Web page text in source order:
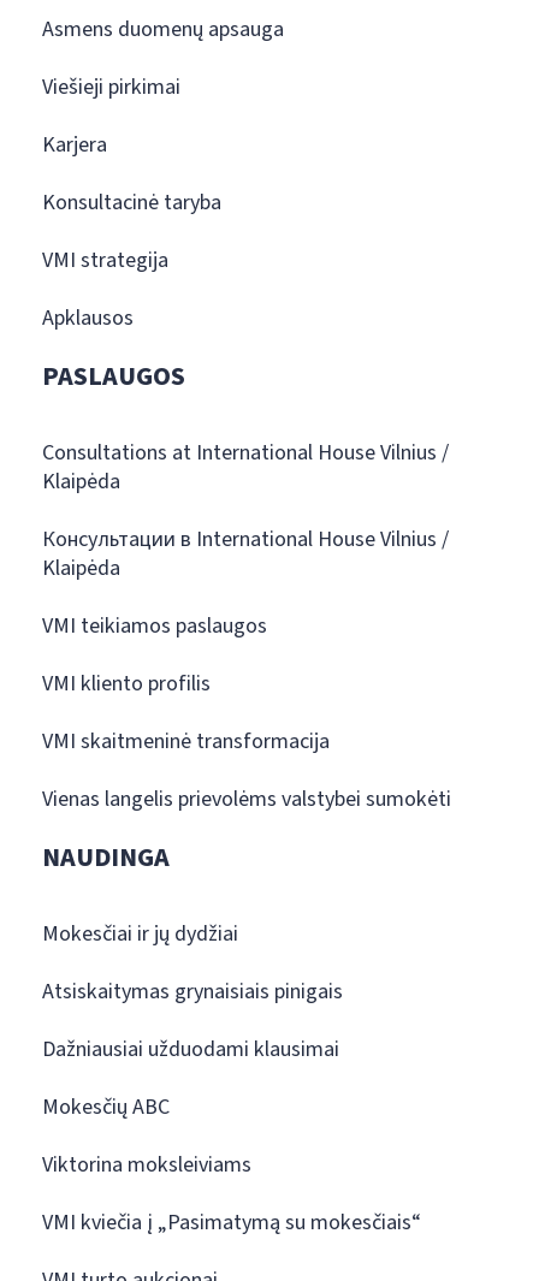
Asmens duomenų apsauga
Viešieji pirkimai
Karjera
Konsultacinė taryba
VMI strategija
Apklausos
PASLAUGOS
Consultations at International House Vilnius /
Klaipėda
Консультации в International House Vilnius /
Klaipėda
VMI teikiamos paslaugos
VMI kliento profilis
VMI skaitmeninė transformacija
Vienas langelis prievolėms valstybei sumokėti
NAUDINGA
Mokesčiai ir jų dydžiai
Atsiskaitymas grynaisiais pinigais
Dažniausiai užduodami klausimai
Mokesčių ABC
Viktorina moksleiviams
VMI kviečia į „Pasimatymą su mokesčiais“